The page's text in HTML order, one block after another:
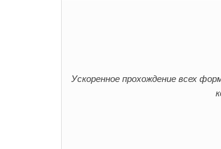
Ускоренное прохождение всех